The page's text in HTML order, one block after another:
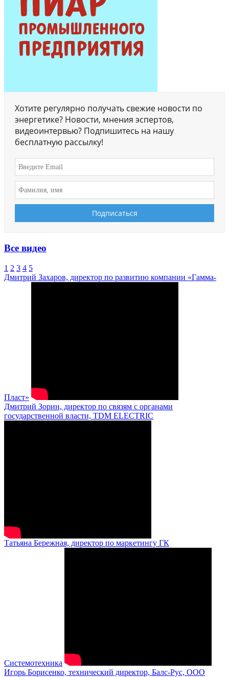
Хотите регулярно получать свежие новости по
энергетике? Новости, мнения эспертов,
видеоинтервью? Подпишитесь на нашу
бесплатную рассылку!
Все видео
1 2 3 4 5
Дмитрий Захаров, директор по развитию компании «Гамма-
Пласт»
Дмитрий Зорин, директор по связям с органами
государственной власти, TDM ELECTRIC
Татьяна Бережная, директор по маркетингу ГК
Системотехника
Игорь Борисенко, технический директор, Балс-Рус, ООО